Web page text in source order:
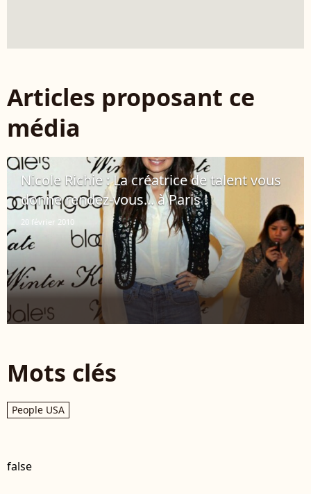
Articles proposant ce
média
Nicole Richie : La créatrice de talent vous
donne rendez-vous... à Paris !
20 février 2010
Mots clés
People USA
false